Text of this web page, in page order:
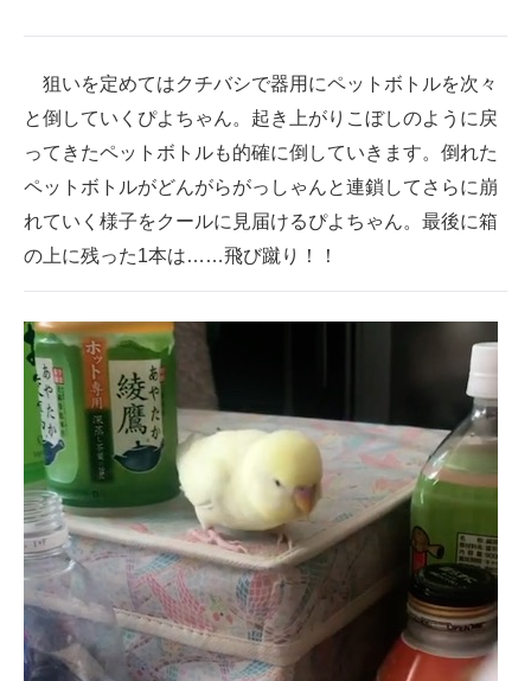
狙いを定めてはクチバシで器用にペットボトルを次々
と倒していくぴよちゃん。起き上がりこぼしのように戻
ってきたペットボトルも的確に倒していきます。倒れた
ペットボトルがどんがらがっしゃんと連鎖してさらに崩
れていく様子をクールに見届けるぴよちゃん。最後に箱
の上に残った1本は……飛び蹴り！！